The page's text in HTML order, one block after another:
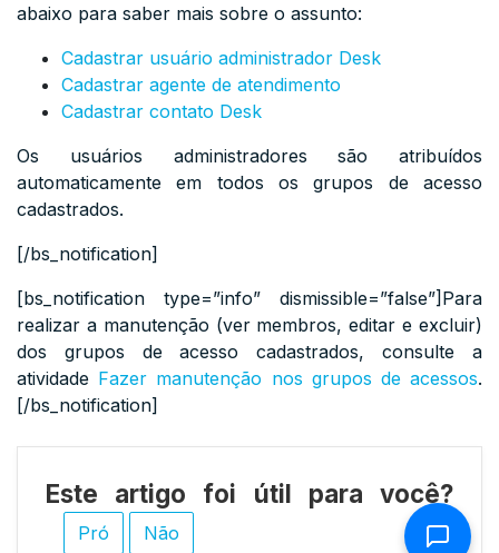
abaixo para saber mais sobre o assunto:
Cadastrar usuário administrador Desk
Cadastrar agente de atendimento
Cadastrar contato Desk
Os usuários administradores são atribuídos
automaticamente em todos os grupos de acesso
cadastrados.
[/bs_notification]
[bs_notification type=”info” dismissible=”false”]Para
realizar a manutenção (ver membros, editar e excluir)
dos grupos de acesso cadastrados, consulte a
atividade Fazer manutenção nos grupos de acessos.
[/bs_notification]
Este artigo foi útil para você?
Pró Não